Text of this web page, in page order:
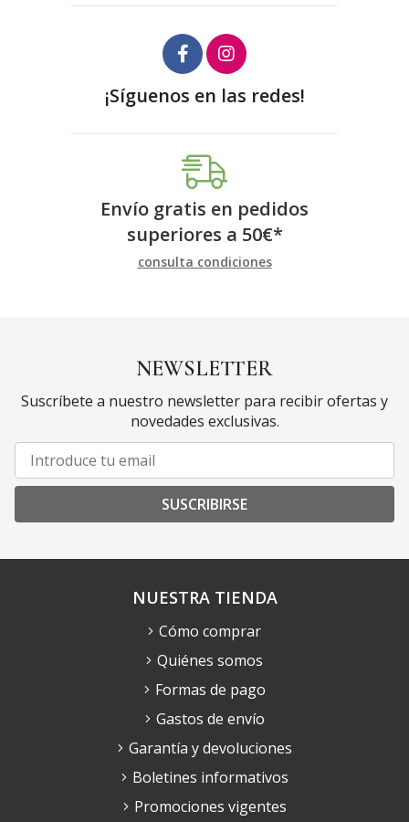
¡Síguenos en las redes!
Envío gratis en pedidos
superiores a 50€*
consulta condiciones
NEWSLETTER
Suscríbete a nuestro newsletter para recibir ofertas y
novedades exclusivas.
SUSCRIBIRSE
NUESTRA TIENDA
Cómo comprar
Quiénes somos
Formas de pago
Gastos de envío
Garantía y devoluciones
Boletines informativos
Promociones vigentes